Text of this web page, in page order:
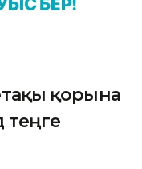
қорына